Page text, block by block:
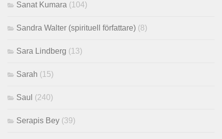
Sanat Kumara (104)
Sandra Walter (spirituell författare) (8)
Sara Lindberg (13)
Sarah (15)
Saul (240)
Serapis Bey (39)